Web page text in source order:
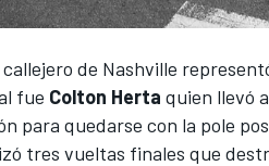
de Nashville
fue Colton Herta quien llevó
para quedarse con la pole
tres vueltas finales que